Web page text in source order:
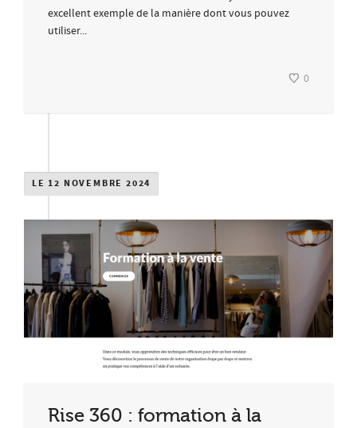
excellent exemple de la manière dont vous pouvez
utiliser...
0
LE 12 NOVEMBRE 2024
Rise 360 : formation à la